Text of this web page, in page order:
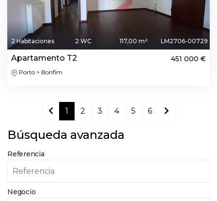
2 Habitaciones 2 WC 117,00 m² LM2706-00729
Apartamento T2 451 000 €
Porto > Bonfim
1 2 3 4 5 6
Búsqueda avanzada
Referencia
Negocio